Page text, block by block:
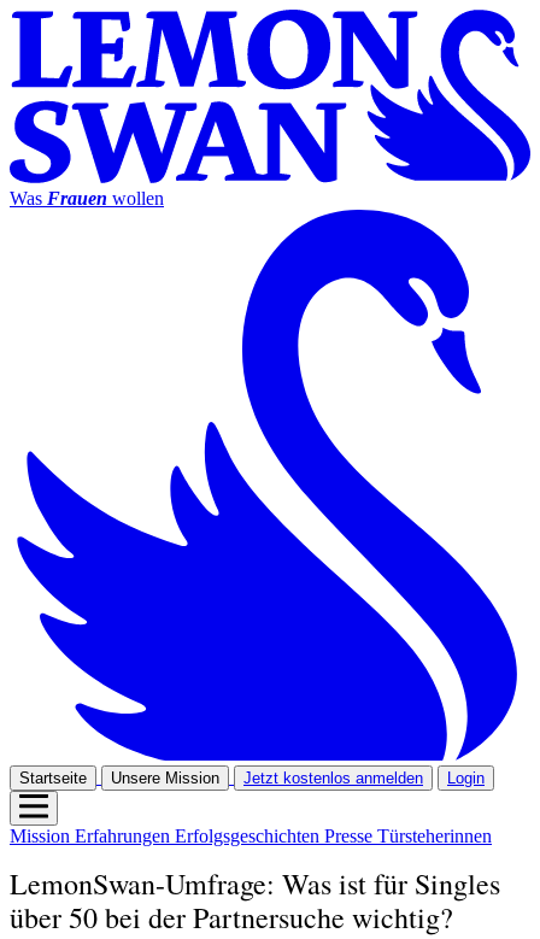
Was Frauen wollen
Startseite Unsere Mission Jetzt kostenlos anmelden Login
Mission Erfahrungen Erfolgsgeschichten Presse Türsteherinnen
LemonSwan-Umfrage: Was ist für Singles
über 50 bei der Partnersuche wichtig?